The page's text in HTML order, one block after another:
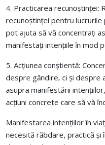
4. Practicarea recunoștinței:
recunoștinței pentru
pot ajuta să vă concentrați
manifestați intențiile în mod
5. Acțiunea conștientă:
despre gândire, ci și despre
asupra manifestării
acțiuni concrete care să vă
Manifestarea intențiilor în
necesită răbdare, practică